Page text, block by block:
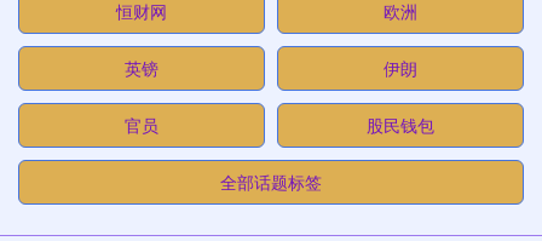
恒财网 欧洲
英镑 伊朗
官员 股民钱包
全部话题标签